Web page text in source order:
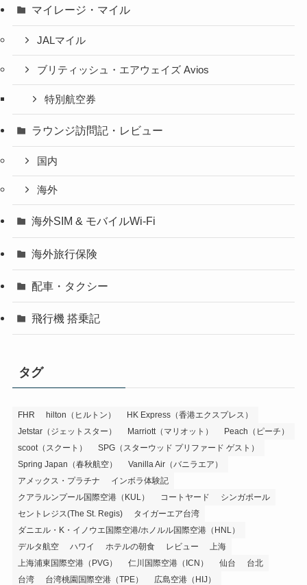
マイレージ・マイル
JALマイル
ブリティッシュ・エアウェイズ Avios
特別航空券
ラウンジ訪問記・レビュー
国内
海外
海外SIM & モバイルWi-Fi
海外旅行保険
配車・タクシー
飛行機 搭乗記
タグ
FHR hilton（ヒルトン）
HK Express（香港エクスプレス）
Jetstar（ジェットスター）
Marriott（マリオット）
Peach（ピーチ）
scoot（スクート）
SPG（スターウッド プリファード ゲスト）
Spring Japan（春秋航空）
Vanilla Air（バニラエア）
アメックス・プラチナ
インボラ体験記
クアラルンプール国際空港（KUL）
コートヤード
シンガポール
セントレジス(The St. Regis)
タイガーエア台湾
ダニエル・K・イノウエ国際空港/ホノルル国際空港（HNL）
デルタ航空
ハワイ ホテルの朝食 レビュー
上海
上海浦東国際空港（PVG）
仁川国際空港（ICN） 仙台
台北
台湾
台湾桃園国際空港（TPE） 広島空港（HIJ）